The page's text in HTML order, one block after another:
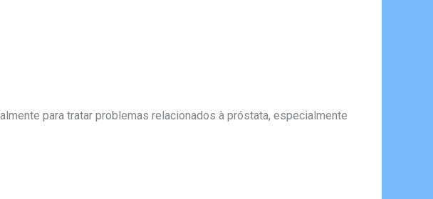
para tratar problemas relacionados à próstata, especialmente